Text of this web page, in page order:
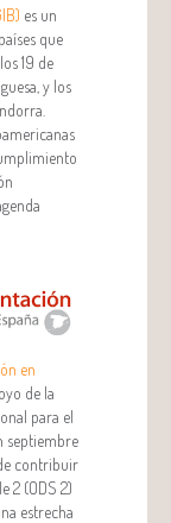
es un
que
19 de
y los
en
de la
para el
septiembre
contribuir
2 (ODS 2)
estrecha